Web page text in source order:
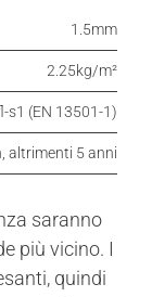
1.5mm
2.25kg/m²
s1 (EN 13501-1)
altrimenti 5 anni
saranno
più vicino. I
quindi